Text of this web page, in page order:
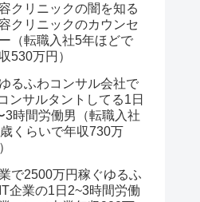
クリニックの闇を知る
クリニックのカウンセ
（転職入社5年ほどで
530万円）
るふわコンサル会社で
ンサルタントしてる1日
3時間労働男（転職入社
くらいで年収730万
で2500万円稼ぐゆるふ
企業の1日2~3時間労働